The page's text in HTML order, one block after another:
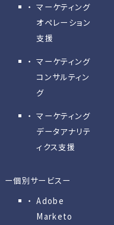
マーケティング
オペレーション
支援
マーケティング
コンサルティン
グ
マーケティング
データアナリテ
ィクス支援
ー個別サービスー
Adobe
Marketo